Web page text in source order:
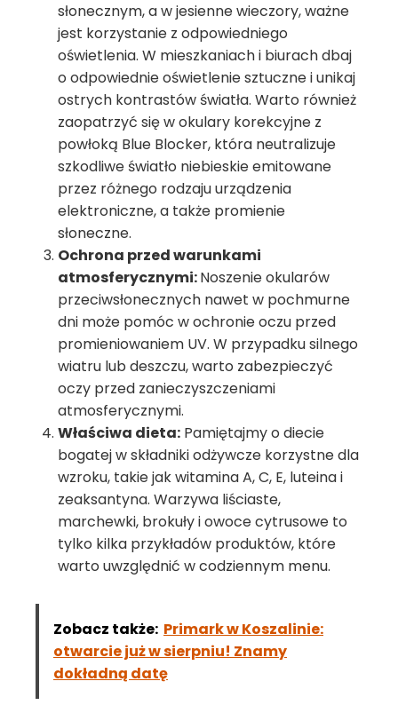
słonecznym, a w jesienne wieczory, ważne
jest korzystanie z odpowiedniego
oświetlenia. W mieszkaniach i biurach dbaj
o odpowiednie oświetlenie sztuczne i unikaj
ostrych kontrastów światła. Warto również
zaopatrzyć się w okulary korekcyjne z
powłoką Blue Blocker, która neutralizuje
szkodliwe światło niebieskie emitowane
przez różnego rodzaju urządzenia
elektroniczne, a także promienie
słoneczne.
Ochrona przed warunkami
atmosferycznymi:Noszenie okularów
przeciwsłonecznych nawet w pochmurne
dni może pomóc w ochronie oczu przed
promieniowaniem UV. W przypadku silnego
wiatru lub deszczu, warto zabezpieczyć
oczy przed zanieczyszczeniami
atmosferycznymi.
Właściwa dieta: Pamiętajmy o diecie
bogatej w składniki odżywcze korzystne dla
wzroku, takie jak witamina A, C, E, luteina i
zeaksantyna. Warzywa liściaste,
marchewki, brokuły i owoce cytrusowe to
tylko kilka przykładów produktów, które
warto uwzględnić w codziennym menu.
Zobacz także: Primark w Koszalinie:
otwarcie już w sierpniu! Znamy
dokładną datę